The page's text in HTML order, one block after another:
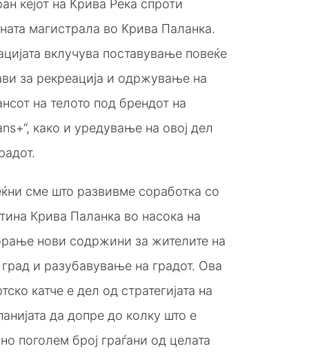
кејот на Крива Река спроти
магистрала во Крива Паланка.
вклучува поставување повеќе
за рекреација и одржување на
на телото под брендот на
како и уредување на овој дел
сме што развивме соработка со
Крива Паланка во насока на
нови содржини за жителите на
град и разубавување на градот. Ова
катче е дел од стратегијата на
да допре до колку што е
поголем број граѓани од целата